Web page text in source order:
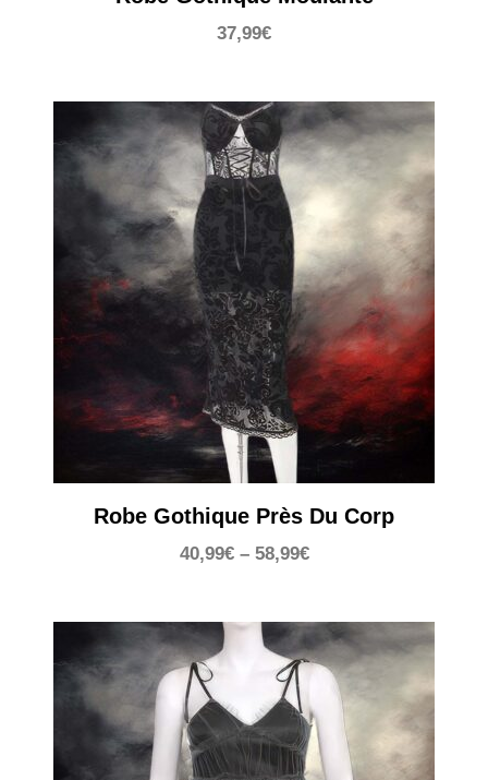
37,99€
Robe Gothique Près Du Corp
40,99€– 58,99€